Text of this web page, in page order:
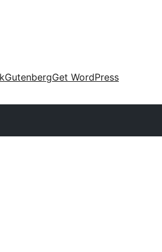
GutenbergGet WordPress